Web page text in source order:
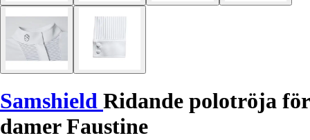
Samshield Ridande polotröja för
damer Faustine